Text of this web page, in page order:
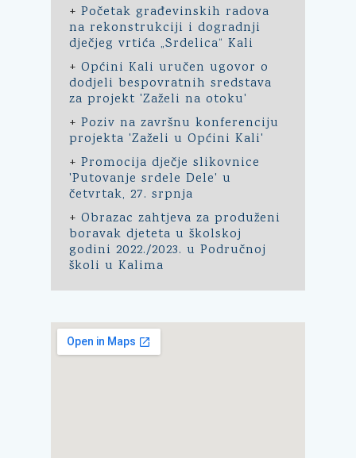
+ Početak građevinskih radova
na rekonstrukciji i dogradnji
dječjeg vrtića „Srdelica“ Kali
+ Općini Kali uručen ugovor o
dodjeli bespovratnih sredstava
za projekt 'Zaželi na otoku'
+ Poziv na završnu konferenciju
projekta 'Zaželi u Općini Kali'
+ Promocija dječje slikovnice
'Putovanje srdele Dele' u
četvrtak, 27. srpnja
+ Obrazac zahtjeva za produženi
boravak djeteta u školskoj
godini 2022./2023. u Područnoj
školi u Kalima